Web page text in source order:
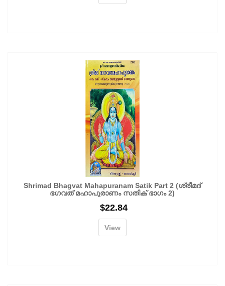
Shrimad Bhagvat Mahapuranam Satik Part 2 (ശ്രീമദ്
ഭഗവത് മഹാപുരാണം സതിക് ഭാഗം 2)
$22.84
View